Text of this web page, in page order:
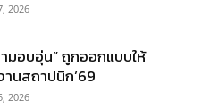
2026
มอบอุ่น” ถูกออกแบบให้
นสถาปนิก’69
2026